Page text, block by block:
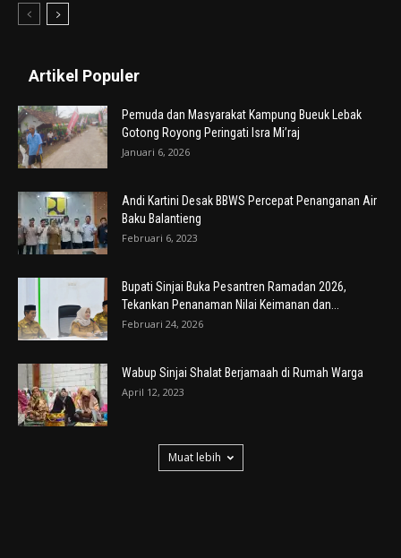
Artikel Populer
Pemuda dan Masyarakat Kampung Bueuk Lebak
Gotong Royong Peringati Isra Mi’raj
Januari 6, 2026
Andi Kartini Desak BBWS Percepat Penanganan Air
Baku Balantieng
Februari 6, 2023
Bupati Sinjai Buka Pesantren Ramadan 2026,
Tekankan Penanaman Nilai Keimanan dan...
Februari 24, 2026
Wabup Sinjai Shalat Berjamaah di Rumah Warga
April 12, 2023
Muat lebih